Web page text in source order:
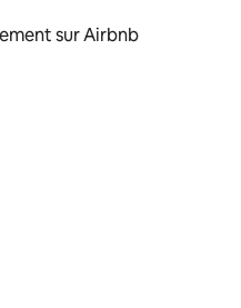
sur Airbnb